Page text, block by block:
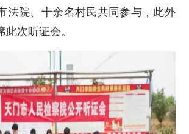
法院、十余名村民共同参与，此外
次听证会。